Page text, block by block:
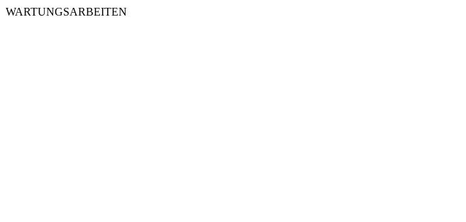
WARTUNGSARBEITEN